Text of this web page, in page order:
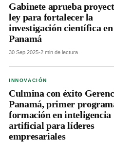
Gabinete aprueba
ley para fortalecer la
investigación científica en
Panamá
30 Sep 2025•2 min de lectura
INNOVACIÓN
Culmina con éxito
Panamá, primer
formación en inteligencia
artificial para líderes
empresariales